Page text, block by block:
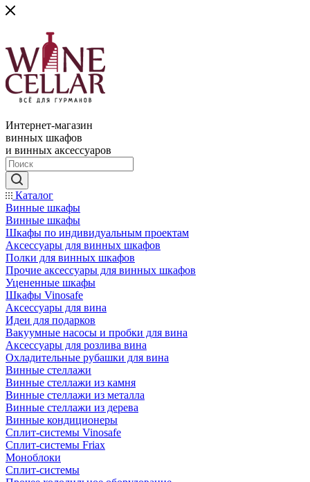
Интернет-магазин
винных шкафов
и винных аксессуаров
Каталог
Винные шкафы
Винные шкафы
Шкафы по индивидуальным проектам
Аксессуары для винных шкафов
Полки для винных шкафов
Прочие аксессуары для винных шкафов
Уцененные шкафы
Шкафы Vinosafe
Аксессуары для вина
Идеи для подарков
Вакуумные насосы и пробки для вина
Аксессуары для розлива вина
Охладительные рубашки для вина
Винные стеллажи
Винные стеллажи из камня
Винные стеллажи из металла
Винные стеллажи из дерева
Винные кондиционеры
Сплит-системы Vinosafe
Сплит-системы Friax
Моноблоки
Сплит-системы